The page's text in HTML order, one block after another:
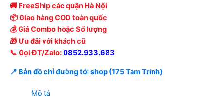
🚚 FreeShip các quận Hà Nội
📦 Giao hàng COD toàn quốc
💰 Giá Combo hoặc Số lượng
🎁 Ưu đãi với khách cũ
📞 Gọi ĐT/Zalo:0852.933.683
📍 Bản đồ chỉ đường tới shop (175 Tam Trinh)
Mô tả